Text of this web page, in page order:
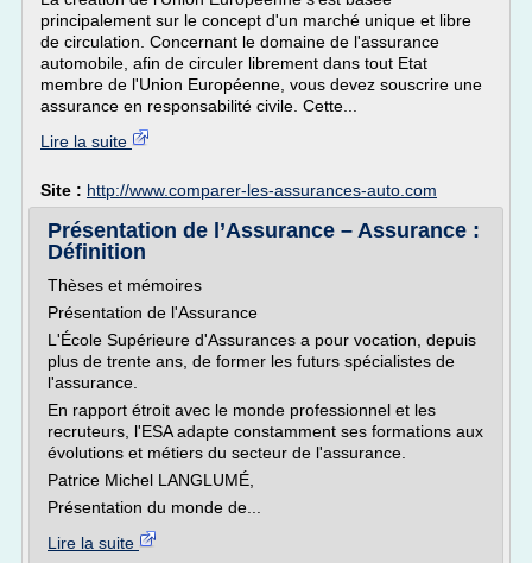
principalement sur le concept d'un marché unique et libre
de circulation. Concernant le domaine de l'assurance
automobile, afin de circuler librement dans tout Etat
membre de l'Union Européenne, vous devez souscrire une
assurance en responsabilité civile. Cette...
Lire la suite
Site : http://www.comparer-les-assurances-auto.com
Présentation de l’Assurance – Assurance :
Définition
Thèses et mémoires
Présentation de l'Assurance
L'École Supérieure d'Assurances a pour vocation, depuis
plus de trente ans, de former les futurs spécialistes de
l'assurance.
En rapport étroit avec le monde professionnel et les
recruteurs, l'ESA adapte constamment ses formations aux
évolutions et métiers du secteur de l'assurance.
Patrice Michel LANGLUMÉ,
Présentation du monde de...
Lire la suite